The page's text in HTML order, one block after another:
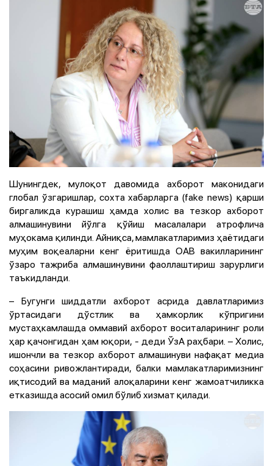
Шунингдек, мулоқот давомида ахборот маконидаги
глобал ўзгаришлар, сохта хабарларга (fake news) қарши
биргаликда курашиш ҳамда холис ва тезкор ахборот
алмашинувини йўлга қўйиш масалалари атрофлича
муҳокама қилинди. Айниқса, мамлакатларимиз ҳаётидаги
муҳим воқеаларни кенг ёритишда ОАВ вакилларининг
ўзаро тажриба алмашинувини фаоллаштириш зарурлиги
таъкидланди.
– Бугунги шиддатли ахборот асрида давлатларимиз
ўртасидаги дўстлик ва ҳамкорлик кўпригини
мустаҳкамлашда оммавий ахборот воситаларининг роли
ҳар қачонгидан ҳам юқори, - деди ЎзА раҳбари. – Холис,
ишончли ва тезкор ахборот алмашинуви нафақат медиа
соҳасини ривожлантиради, балки мамлакатларимизнинг
иқтисодий ва маданий алоқаларини кенг жамоатчиликка
етказишда асосий омил бўлиб хизмат қилади.